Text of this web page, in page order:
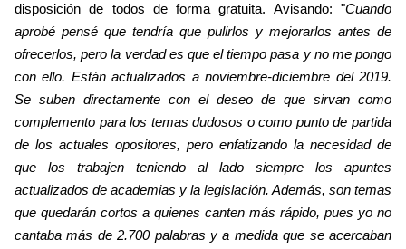
disposición de todos de forma gratuita. Avisando: "Cuando
aprobé pensé que tendría que pulirlos y mejorarlos antes de
ofrecerlos, pero la verdad es que el tiempo pasa y no me pongo
con ello. Están actualizados a noviembre-diciembre del 2019.
Se suben directamente con el deseo de que sirvan como
complemento para los temas dudosos o como punto de partida
de los actuales opositores, pero enfatizando la necesidad de
que los trabajen teniendo al lado siempre los apuntes
actualizados de academias y la legislación. Además, son temas
que quedarán cortos a quienes canten más rápido, pues yo no
cantaba más de 2.700 palabras y a medida que se acercaban